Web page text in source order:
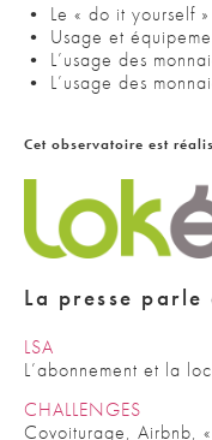
• Le « do it yourself
• Usage et
• L’usage des
• L’usage des
Cet observatoire est
La presse
LSA
L’abonnement et la
CHALLENGES
Covoiturage, Airbnb,